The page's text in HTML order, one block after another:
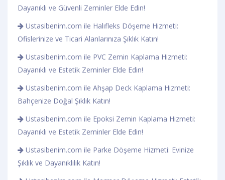
Dayanıklı ve Güvenli Zeminler Elde Edin!
Ustasibenim.com ile Halıfleks Döşeme Hizmeti:
Ofislerinize ve Ticari Alanlarınıza Şıklık Katın!
Ustasibenim.com ile PVC Zemin Kaplama Hizmeti:
Dayanıklı ve Estetik Zeminler Elde Edin!
Ustasibenim.com ile Ahşap Deck Kaplama Hizmeti:
Bahçenize Doğal Şıklık Katın!
Ustasibenim.com ile Epoksi Zemin Kaplama Hizmeti:
Dayanıklı ve Estetik Zeminler Elde Edin!
Ustasibenim.com ile Parke Döşeme Hizmeti: Evinize
Şıklık ve Dayanıklılık Katın!